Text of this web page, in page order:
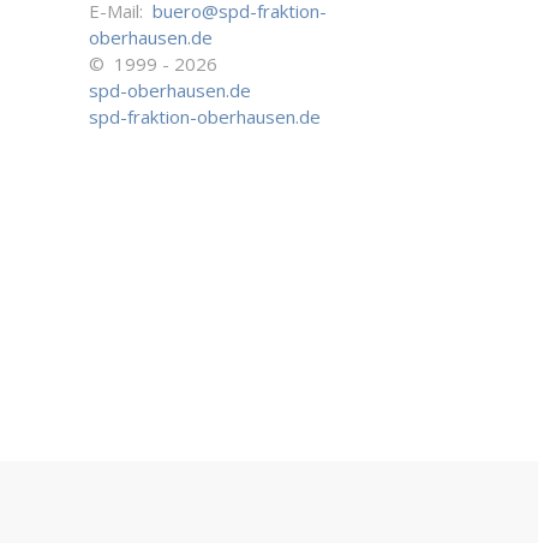
E-Mail: buero@spd-fraktion-
oberhausen.de
© 1999 - 2026
spd-oberhausen.de
spd-fraktion-oberhausen.de